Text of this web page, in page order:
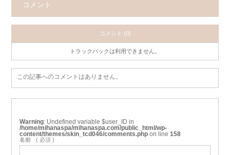
コメント
コメント (0)
トラックバックは利用できません。
この記事へのコメントはありません。
Warning : Undefined variable $user_ID in
/home/mihanaspa/mihanaspa.com/public_html/wp-
content/themes/skin_tcd046/comments.php on line 158
名前 ( 必須 )